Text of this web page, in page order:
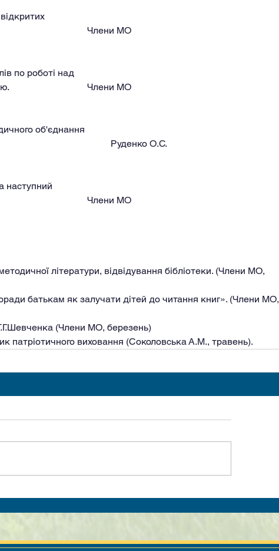
відкритих
		виховних годин.						Члени МО
по роботі над
		методичною проблемою.				Члени МО
об'єднання
		за 2017 - 2018 н. р						Руденко О.С.
наступний
		навчальний рік						Члени МО
батькам як залучати дітей до читання книг». (Члени МО,
(Члени МО, березень)
патріотичного виховання (Соколовська А.М., травень).